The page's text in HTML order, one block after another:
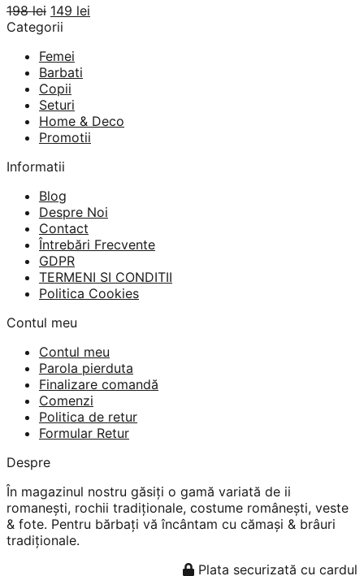
198lei Prețul
inițial
fost:
198 lei.
149 lei
Categorii
Femei
Barbati
Copii
Seturi
Home & Deco
Promotii
Informatii
Blog
Despre Noi
Contact
Întrebări Frecvente
GDPR
TERMENI SI CONDITII
Politica Cookies
Contul meu
Contul meu
Parola pierduta
Finalizare comandă
Comenzi
Politica de retur
Formular Retur
Despre
În magazinul nostru găsiți o gamă variată de ii
romanești, rochii tradiționale, costume românești, veste
& fote. Pentru bărbați vă încântam cu cămași & brâuri
tradiționale.
Plata securizată cu cardul